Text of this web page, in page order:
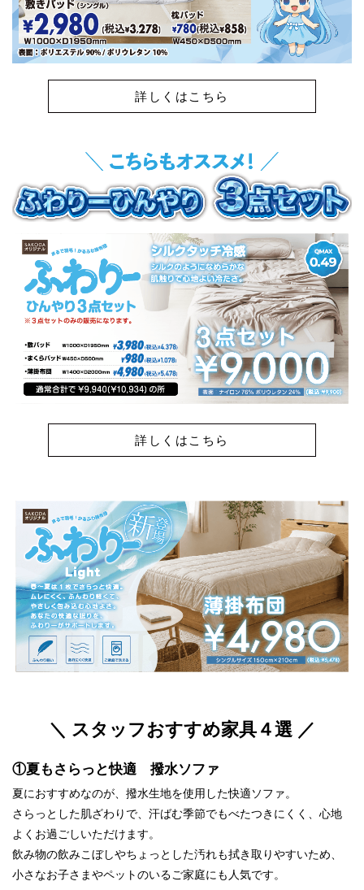
詳しくはこちら
詳しくはこちら
＼ スタッフおすすめ家具４選 ／
①夏もさらっと快適 撥水ソファ
夏におすすめなのが、撥水生地を使用した快適ソファ。
さらっとした肌ざわりで、汗ばむ季節でもべたつきにくく、心地
よくお過ごしいただけます。
飲み物の飲みこぼしやちょっとした汚れも拭き取りやすいため、
小さなお子さまやペットのいるご家庭にも人気です。